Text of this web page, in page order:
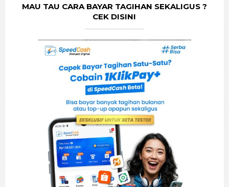
MAU TAU CARA BAYAR TAGIHAN SEKALIGUS ?
CEK DISINI